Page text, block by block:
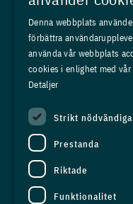
Medlemskap
Om oss
Press
In English
Adress:
Storgatan 19, Box
556625 - 8389
Denna webbplats
förbättra
använda vår webbplats
cookies i enlighet med
Detaljer
Strikt nödvändiga
Prestanda
Riktade
Funktionalitet